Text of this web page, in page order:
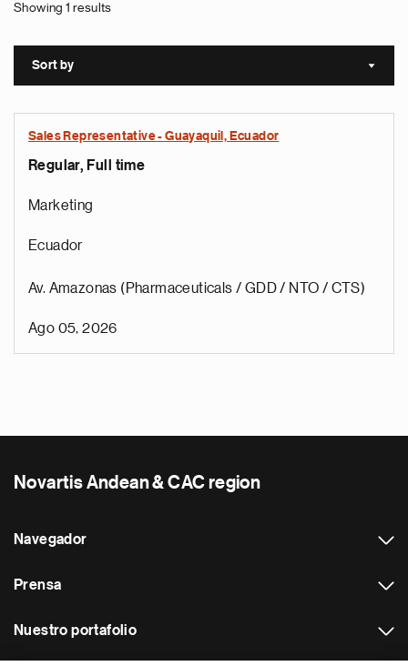
Showing 1 results
Sort by Sort
Sales Representative - Guayaquil, Ecuador
Regular, Full time
Marketing
Ecuador
Av. Amazonas (Pharmaceuticals / GDD / NTO / CTS)
Ago 05, 2026
Novartis Andean & CAC region
Navegador
Prensa
Nuestro portafolio